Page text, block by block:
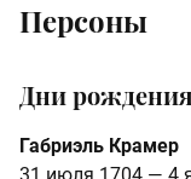
Персоны
Дни рождения
Габриэль Крамер